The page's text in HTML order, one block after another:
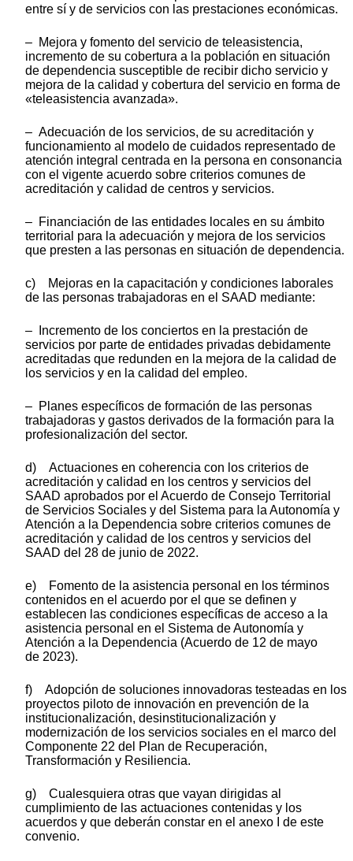
entre sí y de servicios con las prestaciones económicas.
– Mejora y fomento del servicio de teleasistencia,
incremento de su cobertura a la población en situación
de dependencia susceptible de recibir dicho servicio y
mejora de la calidad y cobertura del servicio en forma de
«teleasistencia avanzada».
– Adecuación de los servicios, de su acreditación y
funcionamiento al modelo de cuidados representado de
atención integral centrada en la persona en consonancia
con el vigente acuerdo sobre criterios comunes de
acreditación y calidad de centros y servicios.
– Financiación de las entidades locales en su ámbito
territorial para la adecuación y mejora de los servicios
que presten a las personas en situación de dependencia.
c) Mejoras en la capacitación y condiciones laborales
de las personas trabajadoras en el SAAD mediante:
– Incremento de los conciertos en la prestación de
servicios por parte de entidades privadas debidamente
acreditadas que redunden en la mejora de la calidad de
los servicios y en la calidad del empleo.
– Planes específicos de formación de las personas
trabajadoras y gastos derivados de la formación para la
profesionalización del sector.
d) Actuaciones en coherencia con los criterios de
acreditación y calidad en los centros y servicios del
SAAD aprobados por el Acuerdo de Consejo Territorial
de Servicios Sociales y del Sistema para la Autonomía y
Atención a la Dependencia sobre criterios comunes de
acreditación y calidad de los centros y servicios del
SAAD del 28 de junio de 2022.
e) Fomento de la asistencia personal en los términos
contenidos en el acuerdo por el que se definen y
establecen las condiciones específicas de acceso a la
asistencia personal en el Sistema de Autonomía y
Atención a la Dependencia (Acuerdo de 12 de mayo
de 2023).
f) Adopción de soluciones innovadoras testeadas en los
proyectos piloto de innovación en prevención de la
institucionalización, desinstitucionalización y
modernización de los servicios sociales en el marco del
Componente 22 del Plan de Recuperación,
Transformación y Resiliencia.
g) Cualesquiera otras que vayan dirigidas al
cumplimiento de las actuaciones contenidas y los
acuerdos y que deberán constar en el anexo I de este
convenio.